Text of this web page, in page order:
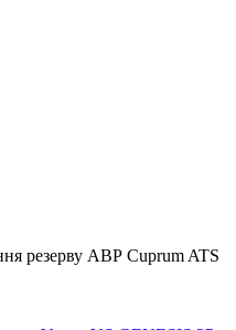
резерву АВР Cuprum ATS